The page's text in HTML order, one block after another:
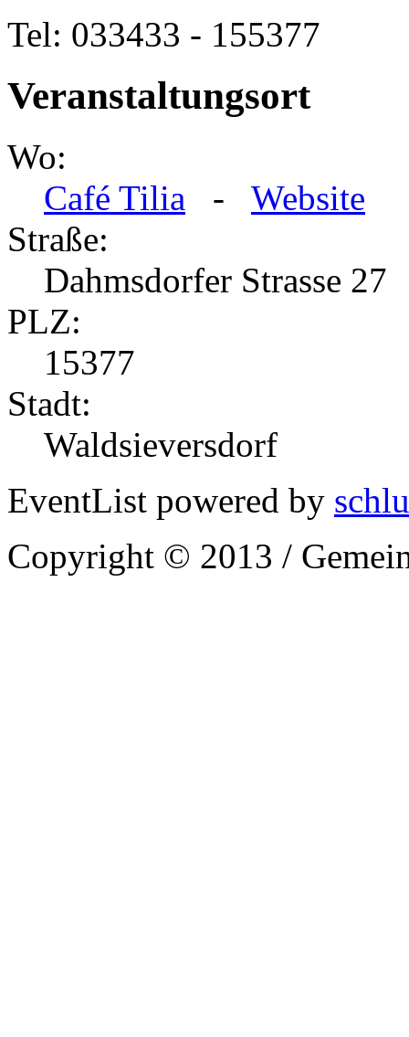
Tel: 033433 - 155377
Veranstaltungsort
Wo:
Café Tilia - Website
Straße:
Dahmsdorfer Strasse 27
PLZ:
15377
Stadt:
Waldsieversdorf
EventList powered by
Copyright © 2013 /